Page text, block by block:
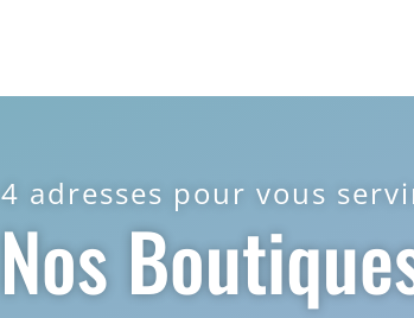
4 adresses pour vous
Nos